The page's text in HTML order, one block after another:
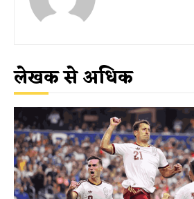
लेखक से अधिक